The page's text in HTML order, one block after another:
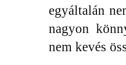
egyáltalán
nagyon
nem kevés